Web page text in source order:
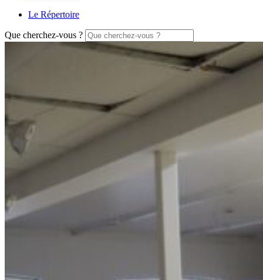
Le Répertoire
Que cherchez-vous ?